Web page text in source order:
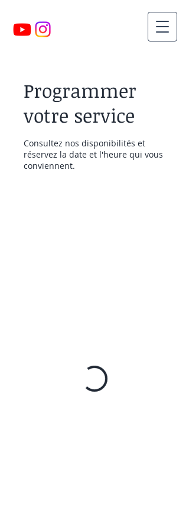
Programmer
votre service
Consultez nos disponibilités et
réservez la date et l'heure qui vous
conviennent.